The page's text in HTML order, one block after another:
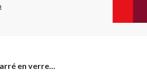
en verre...